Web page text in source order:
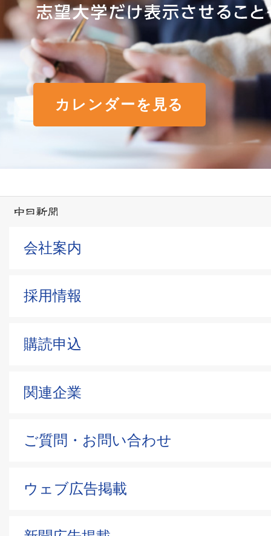
カレンダーを見る
会社案内
採用情報
購読申込
関連企業
ご質問・お問い合わせ
ウェブ広告掲載